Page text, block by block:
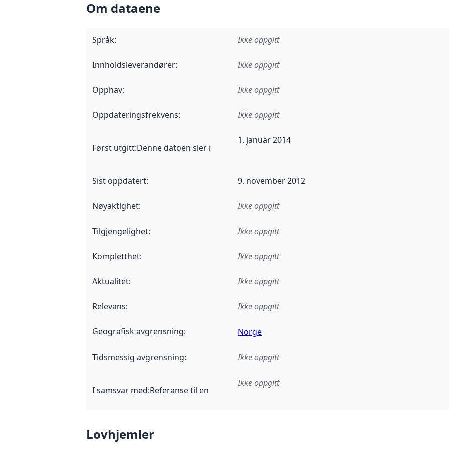
Om dataene
Språk: Ikke oppgitt
Innholdsleverandører: Ikke oppgitt
Opphav: Ikke oppgitt
Oppdateringsfrekvens: Ikke oppgitt
Først utgitt:Denne datoen sier når dataene i dette datasettet første gang ble utgitt. Det kan
1. januar 2014
Sist oppdatert: 9. november 2012
Nøyaktighet: Ikke oppgitt
Tilgjengelighet: Ikke oppgitt
Kompletthet: Ikke oppgitt
Aktualitet: Ikke oppgitt
Relevans: Ikke oppgitt
Geografisk avgrensning: Norge
Tidsmessig avgrensning: Ikke oppgitt
I samsvar med:Referanse til en implementasjonsregel eller annen spesifikasjon, som ligger
Ikke oppgitt
Lovhjemler